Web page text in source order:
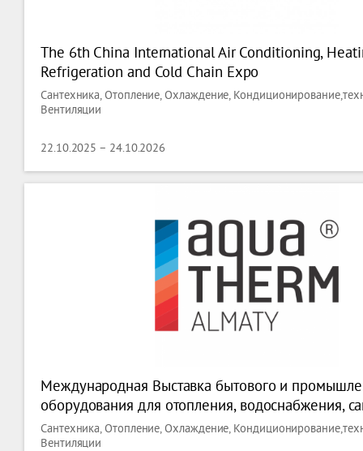
The 6th China International Air Conditioning,
Refrigeration and Cold Chain Expo
Сантехника, Отопление, Охлаждение,
Вентиляции
22.10.2025 – 24.10.2026
Международная Выставка бытового и
оборудования для отопления, водоснабжения,
кондиционирования и вентиляции - Aquatherm
Сантехника, Отопление, Охлаждение,
Вентиляции